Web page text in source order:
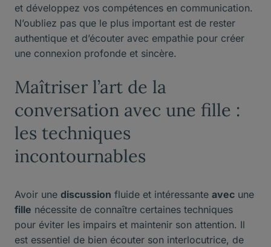
et développez vos compétences en communication.
N’oubliez pas que le plus important est de rester
authentique et d’écouter avec empathie pour créer
une connexion profonde et sincère.
Maîtriser l’art de la
conversation avec une fille :
les techniques
incontournables
Avoir une discussion fluide et intéressante avec une
fille nécessite de connaître certaines techniques
pour éviter les impairs et maintenir son attention. Il
est essentiel de bien écouter son interlocutrice, de